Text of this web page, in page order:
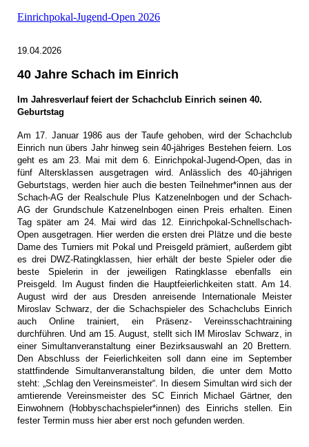
Einrichpokal-Jugend-Open 2026
19.04.2026
40 Jahre Schach im Einrich
Im Jahresverlauf feiert der Schachclub Einrich seinen 40.
Geburtstag
Am 17. Januar 1986 aus der Taufe gehoben, wird der Schachclub
Einrich nun übers Jahr hinweg sein 40-jähriges Bestehen feiern. Los
geht es am 23. Mai mit dem 6. Einrichpokal-Jugend-Open, das in
fünf Altersklassen ausgetragen wird. Anlässlich des 40-jährigen
Geburtstags, werden hier auch die besten Teilnehmer*innen aus der
Schach-AG der Realschule Plus Katzenelnbogen und der Schach-
AG der Grundschule Katzenelnbogen einen Preis erhalten. Einen
Tag später am 24. Mai wird das 12. Einrichpokal-Schnellschach-
Open ausgetragen. Hier werden die ersten drei Plätze und die beste
Dame des Turniers mit Pokal und Preisgeld prämiert, außerdem gibt
es drei DWZ-Ratingklassen, hier erhält der beste Spieler oder die
beste Spielerin in der jeweiligen Ratingklasse ebenfalls ein
Preisgeld. Im August finden die Hauptfeierlichkeiten statt. Am 14.
August wird der aus Dresden anreisende Internationale Meister
Miroslav Schwarz, der die Schachspieler des Schachclubs Einrich
auch Online trainiert, ein Präsenz- Vereinsschachtraining
durchführen. Und am 15. August, stellt sich IM Miroslav Schwarz, in
einer Simultanveranstaltung einer Bezirksauswahl an 20 Brettern.
Den Abschluss der Feierlichkeiten soll dann eine im September
stattfindende Simultanveranstaltung bilden, die unter dem Motto
steht: „Schlag den Vereinsmeister“. In diesem Simultan wird sich der
amtierende Vereinsmeister des SC Einrich Michael Gärtner, den
Einwohnern (Hobbyschachspieler*innen) des Einrichs stellen. Ein
fester Termin muss hier aber erst noch gefunden werden.